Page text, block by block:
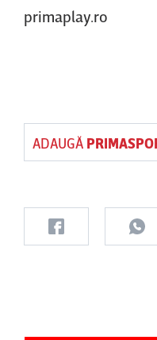
primaplay.ro
ADAUGĂ